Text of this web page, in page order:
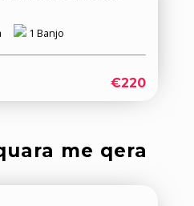
1 Banjo
€220
me qera